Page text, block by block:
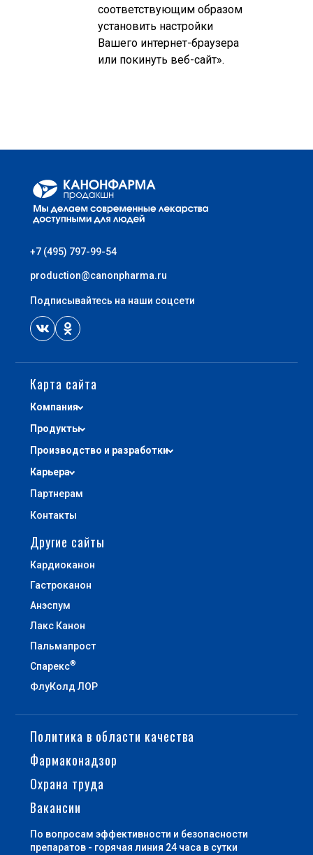
соответствующим образом
установить настройки
Вашего интернет-браузера
или покинуть веб-сайт».
+7 (495) 797-99-54
production@canonpharma.ru
Подписывайтесь на наши соцсети
Карта сайта
Компания
Продукты
Производство и разработки
Карьера
Партнерам
Контакты
Другие сайты
Кардиоканон
Гастроканон
Анэспум
Лакс Канон
Пальмапрост
Спарекс®
ФлуКолд ЛОР
Политика в области качества
Фармаконадзор
Охрана труда
Вакансии
По вопросам эффективности и безопасности
препаратов - горячая линия 24 часа в сутки